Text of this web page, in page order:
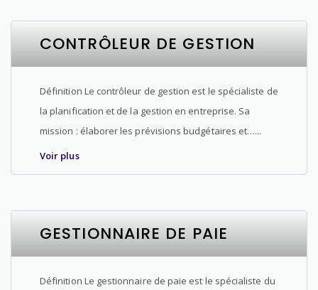
CONTRÔLEUR DE GESTION
Définition Le contrôleur de gestion est le spécialiste de
la planification et de la gestion en entreprise. Sa
mission : élaborer les prévisions budgétaires et…...
Voir plus
GESTIONNAIRE DE PAIE
Définition Le gestionnaire de paie est le spécialiste du